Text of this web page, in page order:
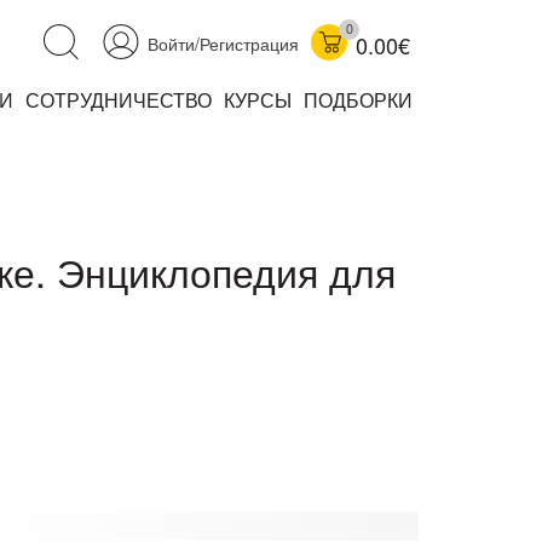
Войти/Регистрация
0
0.00€
СОТРУДНИЧЕСТВО КУРСЫ ПОДБОРКИ
Энциклопедия для